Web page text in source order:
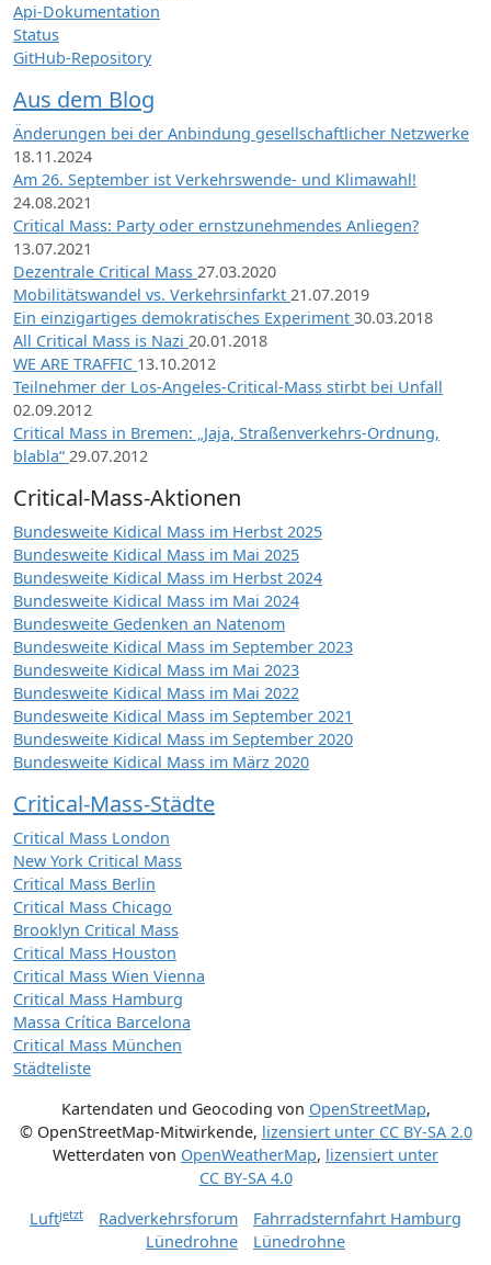
Api-Dokumentation
Status
GitHub-Repository
Aus dem Blog
Änderungen bei der Anbindung gesellschaftlicher Netzwerke
18.11.2024
Am 26. September ist Verkehrswende- und Klimawahl!
24.08.2021
Critical Mass: Party oder ernstzunehmendes Anliegen?
13.07.2021
Dezentrale Critical Mass 27.03.2020
Mobilitätswandel vs. Verkehrsinfarkt 21.07.2019
Ein einzigartiges demokratisches Experiment 30.03.2018
All Critical Mass is Nazi 20.01.2018
WE ARE TRAFFIC 13.10.2012
Teilnehmer der Los-Angeles-Critical-Mass stirbt bei Unfall
02.09.2012
Critical Mass in Bremen: „Jaja, Straßenverkehrs-Ordnung,
blabla“ 29.07.2012
Critical-Mass-Aktionen
Bundesweite Kidical Mass im Herbst 2025
Bundesweite Kidical Mass im Mai 2025
Bundesweite Kidical Mass im Herbst 2024
Bundesweite Kidical Mass im Mai 2024
Bundesweite Gedenken an Natenom
Bundesweite Kidical Mass im September 2023
Bundesweite Kidical Mass im Mai 2023
Bundesweite Kidical Mass im Mai 2022
Bundesweite Kidical Mass im September 2021
Bundesweite Kidical Mass im September 2020
Bundesweite Kidical Mass im März 2020
Critical-Mass-Städte
Critical Mass London
New York Critical Mass
Critical Mass Berlin
Critical Mass Chicago
Brooklyn Critical Mass
Critical Mass Houston
Critical Mass Wien Vienna
Critical Mass Hamburg
Massa Crítica Barcelona
Critical Mass München
Städteliste
Kartendaten und Geocoding von OpenStreetMap,
© OpenStreetMap-Mitwirkende, lizensiert unter CC BY-SA 2.0
Wetterdaten von OpenWeatherMap, lizensiert unter
CC BY-SA 4.0
Luftjetzt Radverkehrsforum
Fahrradsternfahrt Hamburg
Lünedrohne
Lünedrohne